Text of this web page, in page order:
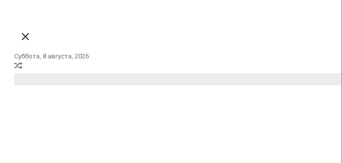
Суббота, 8 августа, 2026